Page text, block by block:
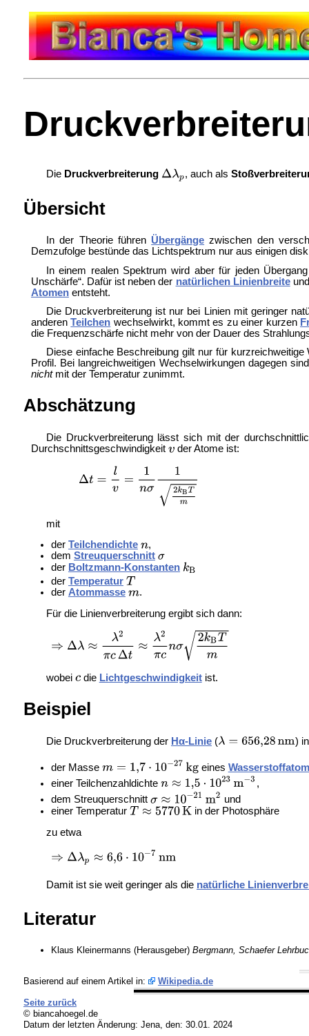
Die Druckverbreiterung , auch als
Übersicht
In der Theorie führen Übergänge zwischen den
Demzufolge bestünde das Lichtspektrum nur aus einigen
In einem realen Spektrum wird aber für jeden
Unschärfe“. Dafür ist neben der natürlichen Linienbreite
Atomenentsteht.
Die Druckverbreiterung ist nur bei Linien mit geringer
anderenTeilchen wechselwirkt, kommt es zu einer kurzen
die Frequenzschärfe nicht mehr von der Dauer des
Diese einfache Beschreibung gilt nur für
Profil. Bei langreichweitigen Wechselwirkungen dagegen
nichtmit der Temperatur zunimmt.
Abschätzung
Die Druckverbreiterung lässt sich mit der
Durchschnittsgeschwindigkeit
der Atome ist:
mit
der Teilchendichte
,
dem Streuquerschnitt
der Boltzmann-Konstanten
der Temperatur
der Atommasse
.
Für die Linienverbreiterung ergibt sich dann:
wobei die Lichtgeschwindigkeitist.
Beispiel
Die Druckverbreiterung der Hα-Linie( )
der Masse eines
einer Teilchenzahldichte
,
dem Streuquerschnitt
und
einer Temperatur
in der Photosphäre
zu etwa
Damit ist sie weit geringer als die natürliche
Literatur
Klaus Kleinermanns (Herausgeber) Bergmann, Schaefer
Basierend auf einem Artikel in: Wikipedia.de
Seite zurück
© biancahoegel.de
Datum der letzten Änderung: Jena, den: 30.01. 2024